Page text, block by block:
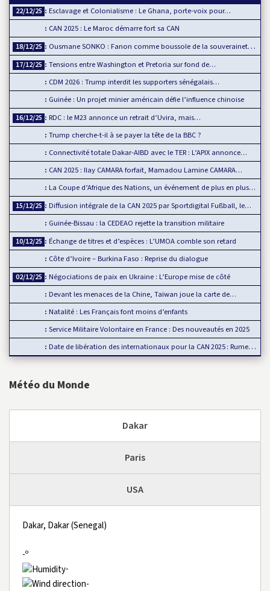
22/12/25
Esclavage et Colonialisme : Le Ghana, porte-voix pour…
CAN 2025 : Le Maroc démarre fort sa CAN
18/12/25 Ousmane SONKO : Fanon comme boussole de la souveraineté…
17/12/25
Tensions entre Washington et Pretoria sur fond de…
CDM 2026 : Trump interdit les supporters sénégalais…
Guinée : Un projet minier américain défie l’influence chinoise
16/12/25
RDC : le M23 annonce un retrait d’Uvira, mais…
Trump cherche-t-il à se payer la tête de la BBC ?
Connectivité totale Dakar-AIBD avec le TER : L’APIX annonce…
CAN 2025 : Ilay CAMARA forfait, Mamadou Lamine CAMARA…
La Coupe d’Afrique des Nations, un événement de plus en plus…
15/12/25
Diffusion intégrale de la CAN 2025 par Sportdigital Fußball, le…
Guinée-Bissau : la CEDEAO rejette la transition militaire
10/12/25
Échange de titres et d’espèces : L’UMOA comble son retard
Côte d’Ivoire – Burkina Faso : Reprise du dialogue
02/12/25
Négociations de paix en Ukraine : L’Europe mise de côté
Devant les menaces de la Chine, Taïwan joue la carte de…
Natalité : Les Français font moins d’enfants
Service Militaire Volontaire en France : Des nouveautés en 2025
Date de libération des internationaux pour la CAN 2025 : Rumeur ou…
Météo du Monde
Dakar
Paris
USA
Dakar, Dakar (Senegal)
-º
-
-